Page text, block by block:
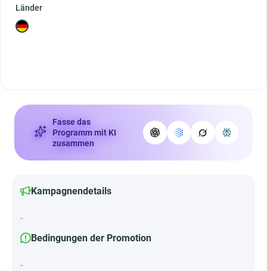
Länder
Fasse das
Programm mit KI
zusammen
Kampagnendetails
-
Bedingungen der Promotion
-